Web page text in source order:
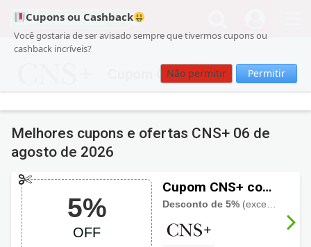
Cupons ou Cashback
Você gostaria de ser avisado sempre que tivermos cupons ou
cashback incríveis?
Não permitir Permitir
Cupom CNS
Melhores cupons e ofertas CNS+ 06 de
agosto de 2026
5%
OFF
Cupom CNS+ com
5% OFF
Desconto de 5% (exceto para produtos em promoção). Imperdível!